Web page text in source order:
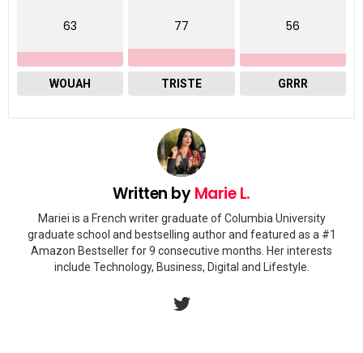
63
WOUAH
77
TRISTE
56
GRRR
Written byMarie L.
Mariei is a French writer graduate of Columbia University
graduate school and bestselling author and featured as a #1
Amazon Bestseller for 9 consecutive months. Her interests
include Technology, Business, Digital and Lifestyle.